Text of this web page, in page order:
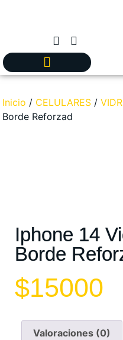
Inicio / CELULARES /
Borde Reforzad
Iphone 14
Borde
$15000
Valoraciones (0)